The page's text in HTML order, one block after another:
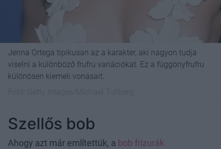
Jenna Ortega tipikusan az a karakter, aki nagyon tudja
viselni a különböző frufru variációkat. Ez a függönyfrufru
különösen kiemeli vonásait.
Szellős bob
Ahogy azt már említettük, a bob frizurák